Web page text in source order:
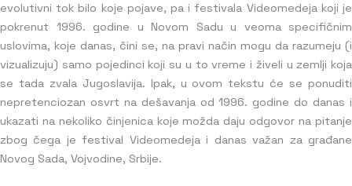
evolutivni tok bilo koje pojave, pa i festivala Videomedeja koji je
pokrenut 1996. godine u Novom Sadu u veoma specifičnim
uslovima, koje danas, čini se, na pravi način mogu da razumeju (i
vizualizuju) samo pojedinci koji su u to vreme i živeli u zemlji koja
se tada zvala Jugoslavija. Ipak, u ovom tekstu će se ponuditi
nepretenciozan osvrt na dešavanja od 1996. godine do danas i
ukazati na nekoliko činjenica koje možda daju odgovor na pitanje
zbog čega je festival Videomedeja i danas važan za građane
Novog Sada, Vojvodine, Srbije.